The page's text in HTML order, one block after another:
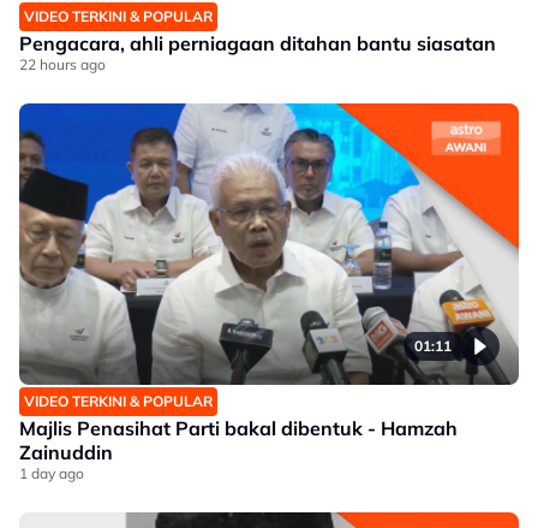
VIDEO TERKINI & POPULAR
Pengacara, ahli perniagaan ditahan bantu siasatan
22 hours ago
01:11
VIDEO TERKINI & POPULAR
Majlis Penasihat Parti bakal dibentuk - Hamzah
Zainuddin
1 day ago